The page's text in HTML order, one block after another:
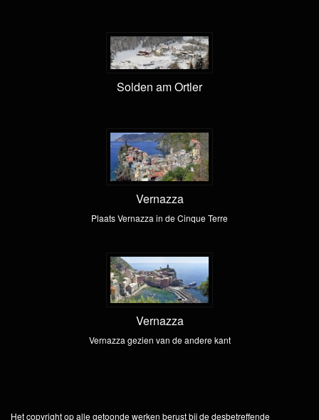
Solden am Ortler
Vernazza
Plaats Vernazza in de Cinque Terre
Vernazza
Vernazza gezien van de andere kant
Het copyright op alle getoonde werken berust bij de desbetreffende